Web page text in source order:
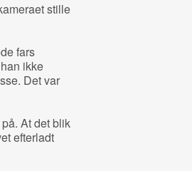
stille
fars
ikke
Det var
At det blik
efterladt